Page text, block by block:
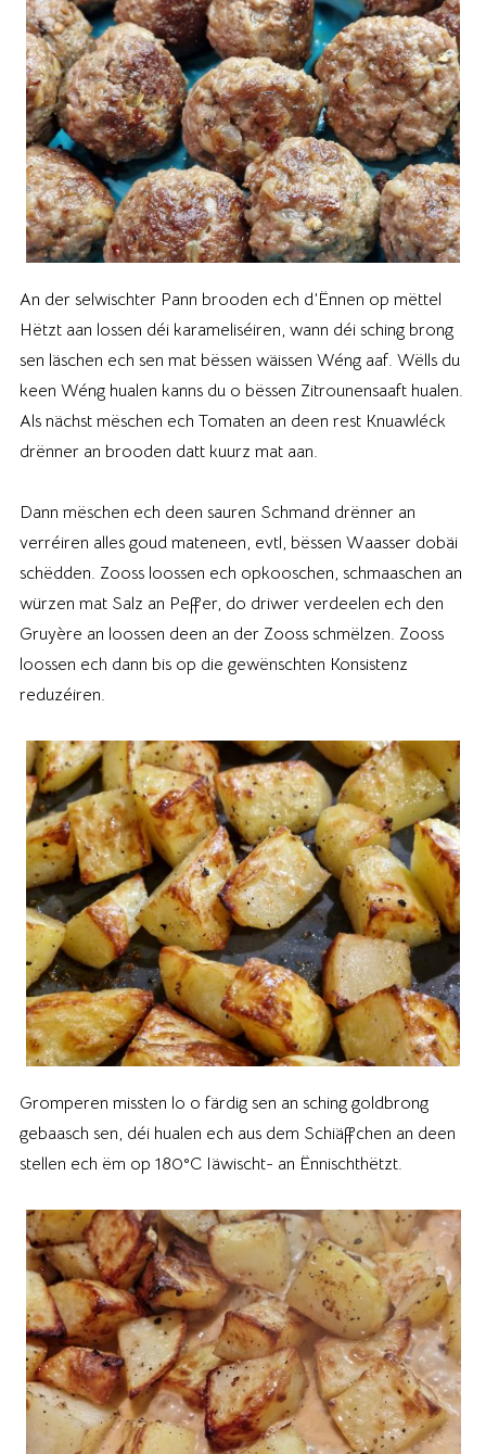
An der selwischter Pann brooden ech d’Ënnen op mëttel
Hëtzt aan lossen déi karameliséiren, wann déi sching brong
sen läschen ech sen mat bëssen wäissen Wéng aaf. Wëlls du
keen Wéng hualen kanns du o bëssen Zitrounensaaft hualen.
Als nächst mëschen ech Tomaten an deen rest Knuawléck
drënner an brooden datt kuurz mat aan.
Dann mëschen ech deen sauren Schmand drënner an
verréiren alles goud mateneen, evtl, bëssen Waasser dobäi
schëdden. Zooss loossen ech opkooschen, schmaaschen an
würzen mat Salz an Peffer, do driwer verdeelen ech den
Gruyère an loossen deen an der Zooss schmëlzen. Zooss
loossen ech dann bis op die gewënschten Konsistenz
reduzéiren.
Gromperen missten lo o färdig sen an sching goldbrong
gebaasch sen, déi hualen ech aus dem Schiäffchen an deen
stellen ech ëm op 180°C Iäwischt- an Ënnischthëtzt.